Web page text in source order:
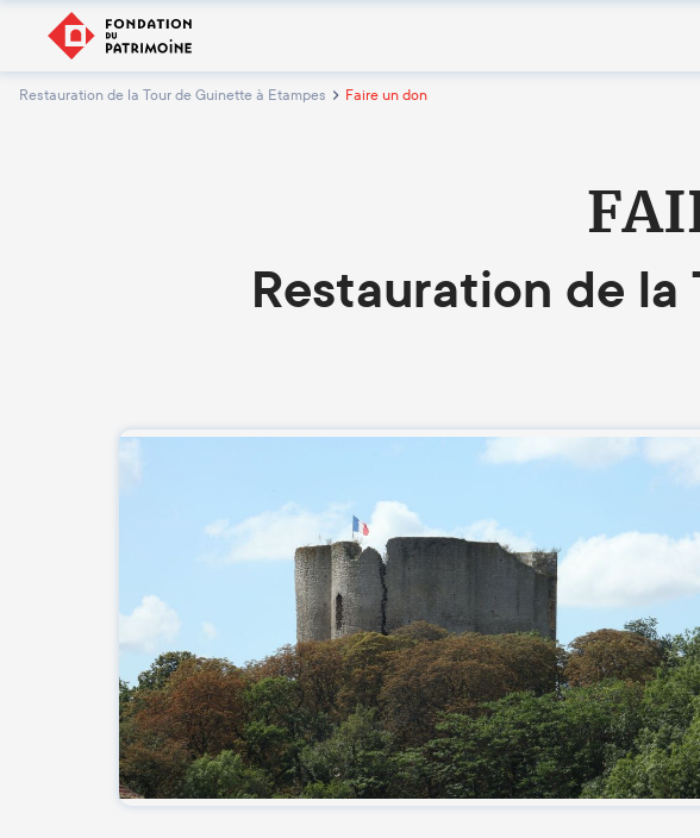
Restauration de la Tour de Guinette à Etampes Faire un don
Restauration de